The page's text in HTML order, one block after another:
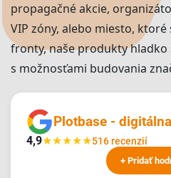
propagačné akcie,
VIP zóny, alebo miesto,
fronty, naše produkty
s možnosťami budovania
Plotbase -
4,9★★★★★516 recenzií
+ Pridať